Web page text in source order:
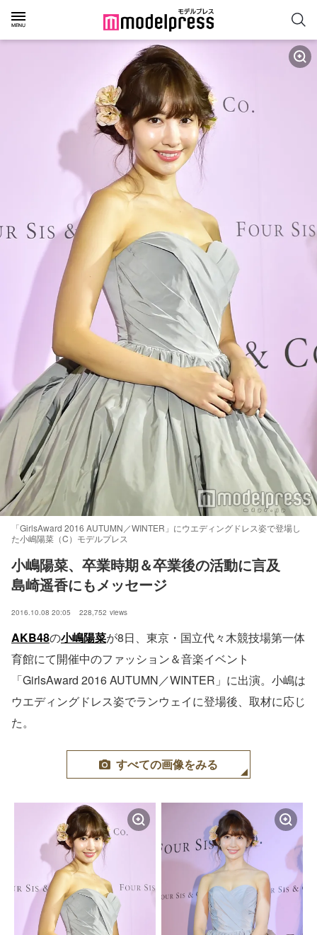
「GirlsAward 2016 AUTUMN／WINTER」にウエディングドレス姿で登場し
た小嶋陽菜（C）モデルプレス
小嶋陽菜、卒業時期＆卒業後の活動に言及
島崎遥香にもメッセージ
2016.10.08 20:05 228,752 views
AKB48の小嶋陽菜が8日、東京・国立代々木競技場第一体
育館にて開催中のファッション＆音楽イベント
「GirlsAward 2016 AUTUMN／WINTER」に出演。小嶋は
ウエディングドレス姿でランウェイに登場後、取材に応じ
た。
すべての画像をみる